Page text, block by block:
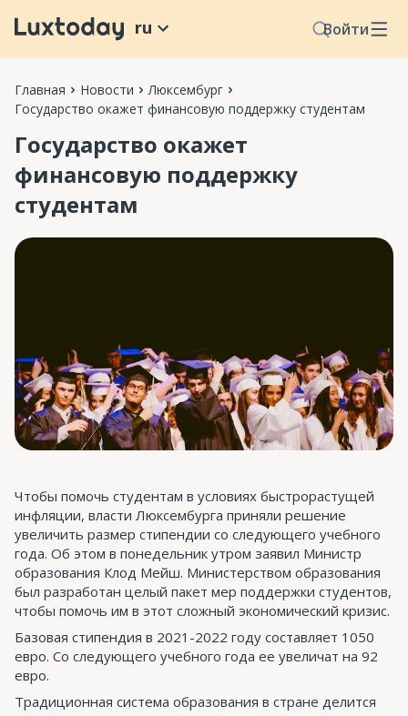
Войти
ru
Главная Новости
Люксембург
Государство окажет финансовую поддержку студентам
Государство окажет
финансовую поддержку
студентам
Чтобы помочь студентам в условиях быстрорастущей
инфляции, власти Люксембурга приняли решение
увеличить размер стипендии со следующего учебного
года. Об этом в понедельник утром заявил Министр
образования Клод Мейш. Министерством образования
был разработан целый пакет мер поддержки студентов,
чтобы помочь им в этот сложный экономический кризис.
Базовая стипендия в 2021-2022 году составляет 1050
евро. Со следующего учебного года ее увеличат на 92
евро.
Традиционная система образования в стране делится